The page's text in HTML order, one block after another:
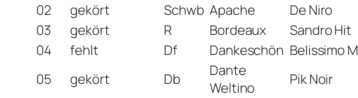
02
gekört Schwb Apache De Niro
03
gekört R Bordeaux Sandro Hit
04
fehlt Df Dankeschön Belissimo M
05
gekört Db
Dante
Weltino
Pik Noir